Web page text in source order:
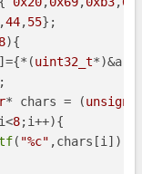
,44,55};
8){
]={*(uint32_t
* chars = (
8;i++){
( "%c" ,chars[i]);